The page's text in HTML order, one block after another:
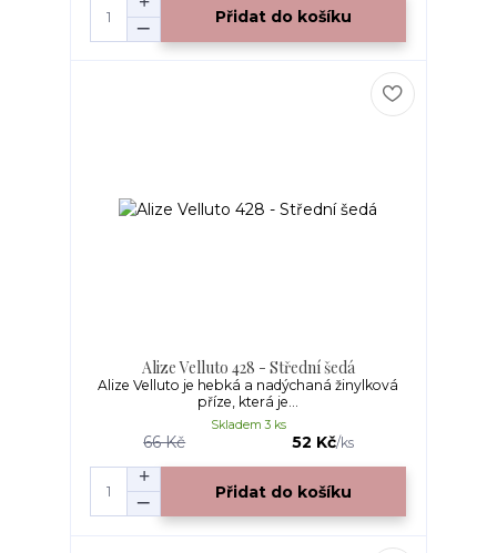
Přidat do košíku
Alize Velluto 428 - Střední šedá
Alize Velluto je hebká a nadýchaná žinylková
příze, která je...
66 Kč 52 Kč/ks
Skladem 3 ks
Přidat do košíku